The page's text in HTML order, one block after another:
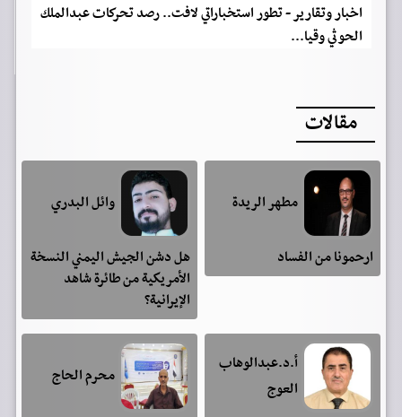
اخبار وتقارير - تطور استخباراتي لافت.. رصد تحركات عبدالملك
الحوثي وقيا...
مقالات
مطهر الريدة
ارحمونا من الفساد
وائل البدري
هل دشن الجيش اليمني النسخة
الأمريكية من طائرة شاهد
الإيرانية؟
أ.د.عبدالوهاب
العوج
محرم الحاج